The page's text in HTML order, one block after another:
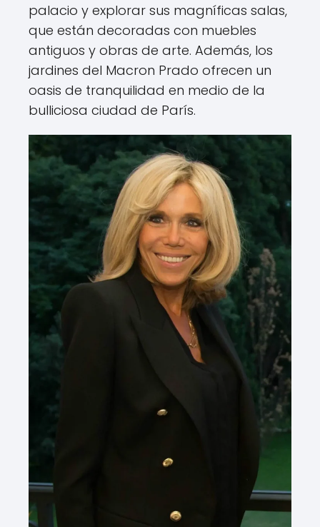
palacio y explorar sus magníficas salas,
que están decoradas con muebles
antiguos y obras de arte. Además, los
jardines del Macron Prado ofrecen un
oasis de tranquilidad en medio de la
bulliciosa ciudad de París.